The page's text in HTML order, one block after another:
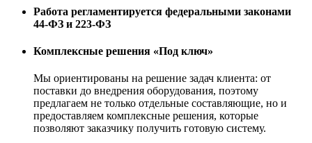
Работа регламентируется федеральными законами
44-ФЗ и 223-ФЗ
Комплексные решения «Под ключ»
Мы ориентированы на решение задач клиента: от
поставки до внедрения оборудования, поэтому
предлагаем не только отдельные составляющие, но и
предоставляем комплексные решения, которые
позволяют заказчику получить готовую систему.